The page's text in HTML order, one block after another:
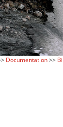
Documentation>>